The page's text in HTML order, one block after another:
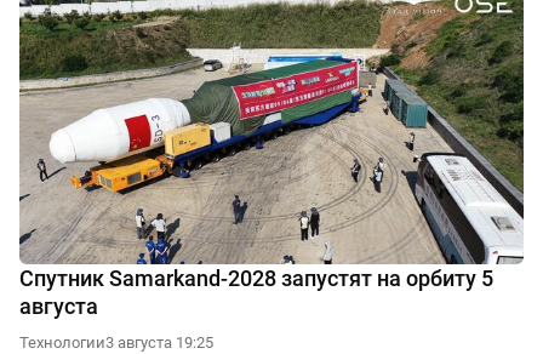
Спутник Samarkand-2028 запустят на орбиту 5
августа
Технологии3 августа 19:25